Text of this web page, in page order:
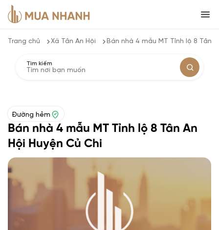
Trang chủ Xã Tân An Hội Bán nhà 4 mẫu MT Tỉnh lộ 8 Tân
Tìm kiếm
Đường hẻm
Bán nhà 4 mẫu MT Tỉnh lộ 8 Tân An
Hội Huyện Củ Chi